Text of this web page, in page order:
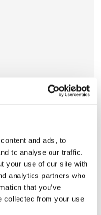
and ads, to
to analyse our traffic.
your use of our site with
analytics partners who
that you’ve
collected from your use